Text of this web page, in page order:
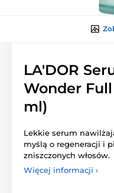
LA'DOR
Wonder
ml)
Lekkie serum
myślą o regeneracji i
zniszczonych włosów.
Więcej informacji ›